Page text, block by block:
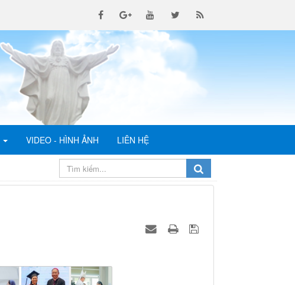
VIDEO - HÌNH ẢNH LIÊN HỆ